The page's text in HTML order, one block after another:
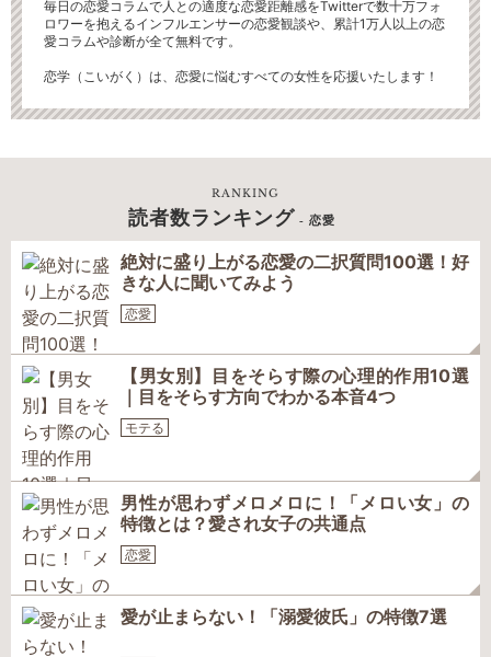
毎日の恋愛コラムで人との適度な恋愛距離感をTwitterで数十万フォ
ロワーを抱えるインフルエンサーの恋愛観談や、累計1万人以上の恋
愛コラムや診断が全て無料です。
恋学（こいがく）は、恋愛に悩むすべての女性を応援いたします！
RANKING
読者数ランキング - 恋愛
絶対に盛り上がる恋愛の二択質問100選！好
きな人に聞いてみよう
恋愛
【男女別】目をそらす際の心理的作用10選
｜目をそらす方向でわかる本音4つ
モテる
男性が思わずメロメロに！「メロい女」の
特徴とは？愛され女子の共通点
恋愛
愛が止まらない！「溺愛彼氏」の特徴7選